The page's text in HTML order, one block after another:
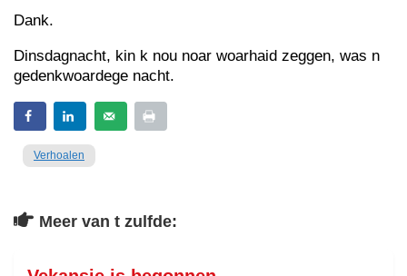
Dank.
Dinsdagnacht, kin k nou noar woarhaid zeggen, was n
gedenkwoardege nacht.
Verhoalen
Meer van t zulfde: